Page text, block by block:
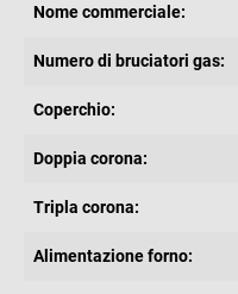
Nome commerciale:
Numero di bruciatori gas:
Coperchio:
Doppia corona:
Tripla corona:
Alimentazione forno: